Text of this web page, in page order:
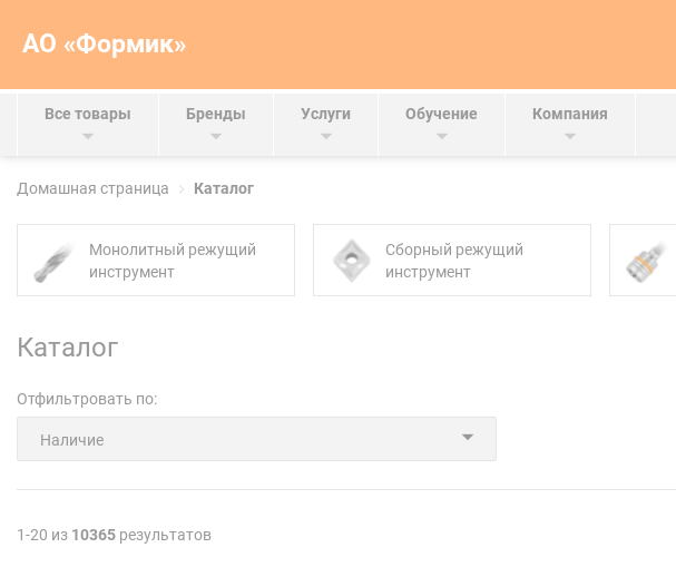
АО «Формик»
Все товары Бренды Услуги Обучение Компания
Домашная страница Каталог
Монолитный режущий
инструмент
Сборный режущий
инструмент
Каталог
Отфильтровать по:
Наличие
1-20 из 10365 результатов